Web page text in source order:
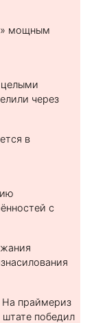
мощным
целыми
через
в
с
праймериз
победил